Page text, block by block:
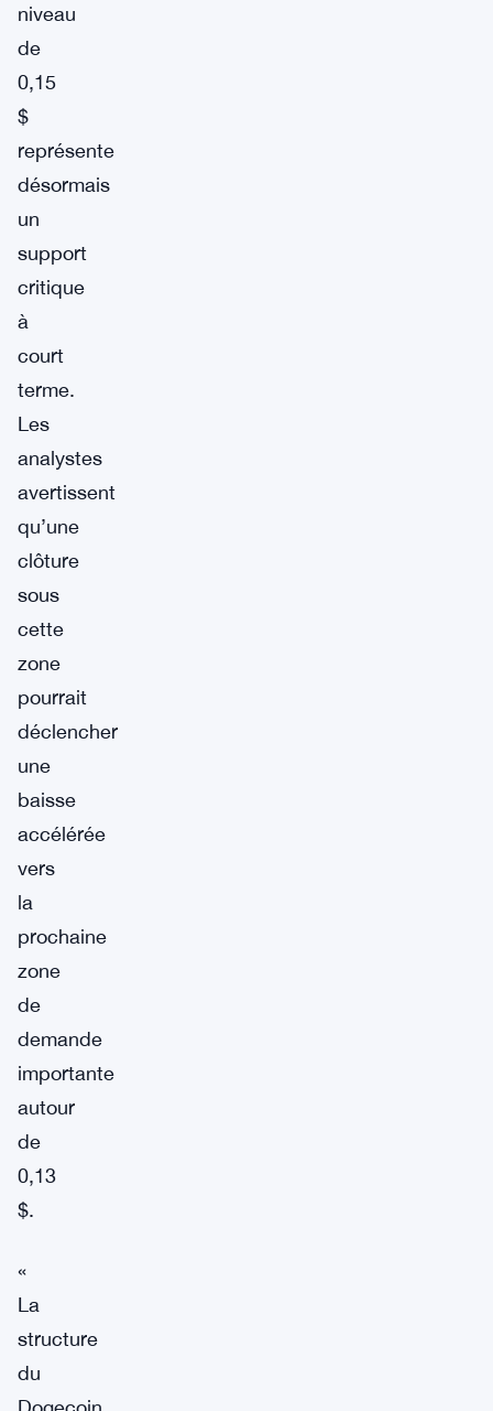
niveau
de
0,15
$
représente
désormais
un
support
critique
à
court
terme.
Les
analystes
avertissent
qu’une
clôture
sous
cette
zone
pourrait
déclencher
une
baisse
accélérée
vers
la
prochaine
zone
de
demande
importante
autour
de
0,13
$.
«
La
structure
du